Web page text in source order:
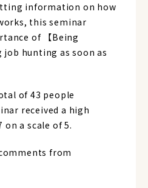
information on how
this seminar
of 【Being
hunting as soon as
of 43 people
received a high
a scale of 5.
from